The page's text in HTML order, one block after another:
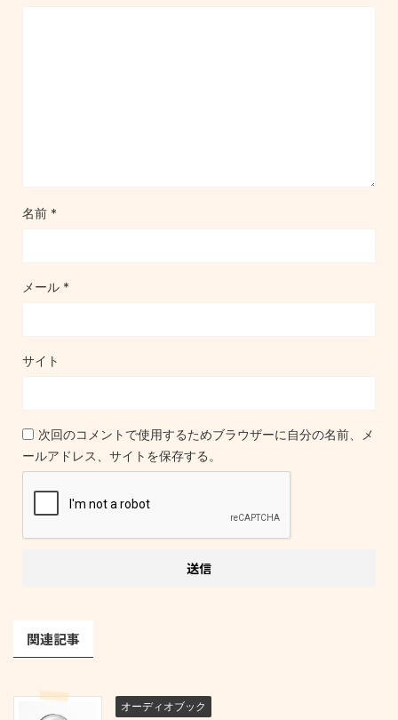
名前 *
メール *
サイト
次回のコメントで使用するためブラウザーに自分の名前、メ
ールアドレス、サイトを保存する。
関連記事
オーディオブック